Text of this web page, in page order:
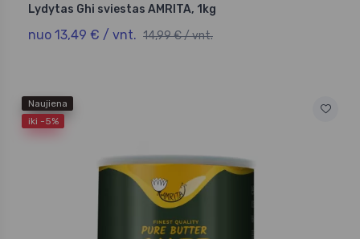
Lydytas Ghi sviestas AMRITA, 1kg
nuo 13,49 € / vnt. 14,99 € / vnt.
Naujiena
iki -5%